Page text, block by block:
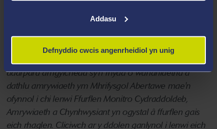
Addasu
Defnyddio cwcis angenrheidiol yn unig
uchod, ni fydd eich cais yn cael ei ystyried.
SYLWER: Ymgeiswyr ar gyfer
ddarparu amgylchedd sy'n rhydd o wahaniaethu a
dathlu amrywiaeth ym Mhrifysgol Abertawe mae'n
ofynnol i chi lenwi Ffurflen Monitro Cydraddoldeb,
Amrywiaeth a Chynhwysiant yn ogystal â ffurflen gais
eich rhaglen. Cliciwch ar y ddolen ganlynol i lenwi eich